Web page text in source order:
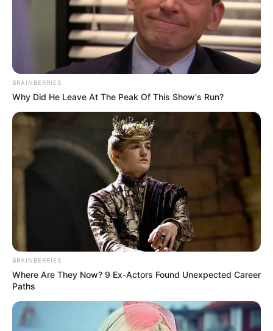
(foto: telegraph
BRAINBERRIES
Why Did He Leave At The Peak Of This Show's Run?
BRAINBERRIES
Where Are They Now? 9 Ex-Actors Found Unexpected Career
Paths